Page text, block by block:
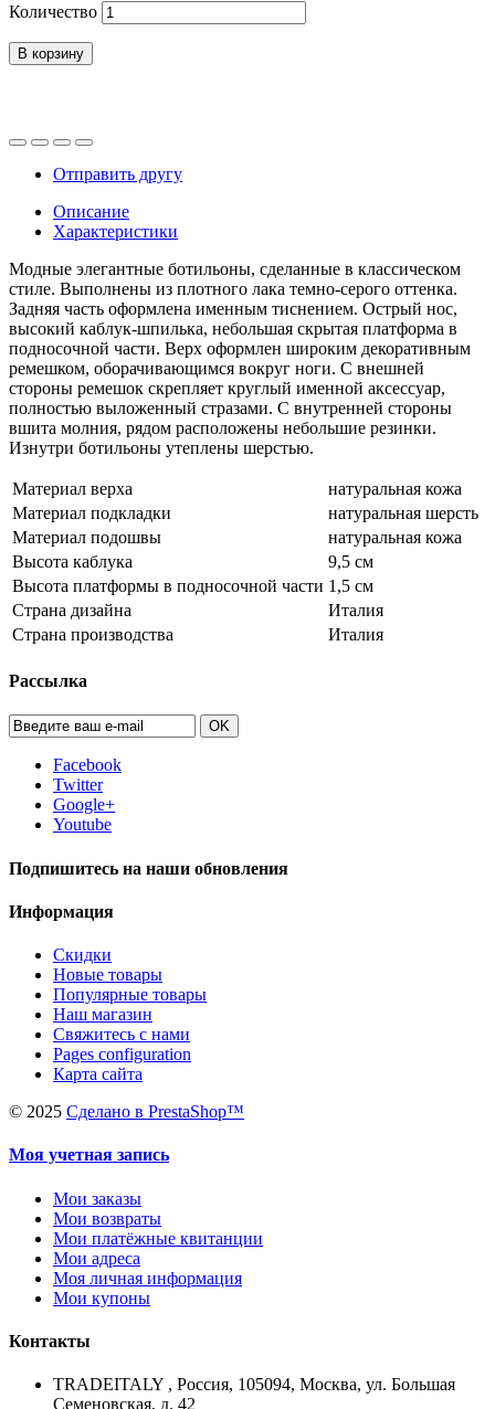
Количество
В корзину
Отправить другу
Описание
Характеристики
Модные элегантные ботильоны, сделанные в классическом
стиле. Выполнены из плотного лака темно-серого оттенка.
Задняя часть оформлена именным тиснением. Острый нос,
высокий каблук-шпилька, небольшая скрытая платформа в
подносочной части. Верх оформлен широким декоративным
ремешком, оборачивающимся вокруг ноги. С внешней
стороны ремешок скрепляет круглый именной аксессуар,
полностью выложенный стразами. С внутренней стороны
вшита молния, рядом расположены небольшие резинки.
Изнутри ботильоны утеплены шерстью.
Материал верха
натуральная кожа
Материал подкладки
натуральная шерсть
Материал подошвы
натуральная кожа
Высота каблука
9,5 см
Высота платформы в подносочной части 1,5 см
Страна дизайна
Италия
Страна производства
Италия
Рассылка
OK
Facebook
Twitter
Google+
Youtube
Подпишитесь на наши обновления
Информация
Скидки
Новые товары
Популярные товары
Наш магазин
Свяжитесь с нами
Pages configuration
Карта сайта
© 2025 Сделано в PrestaShop™
Моя учетная запись
Мои заказы
Мои возвраты
Мои платёжные квитанции
Мои адреса
Моя личная информация
Мои купоны
Контакты
TRADEITALY , Россия, 105094, Москва, ул. Большая
Семеновская, д. 42